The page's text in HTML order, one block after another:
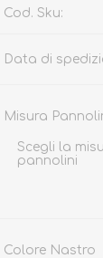
Contenitori
Cod. Sku:
Data di
Misura
Scegli la
pannolini
Colore Nastro